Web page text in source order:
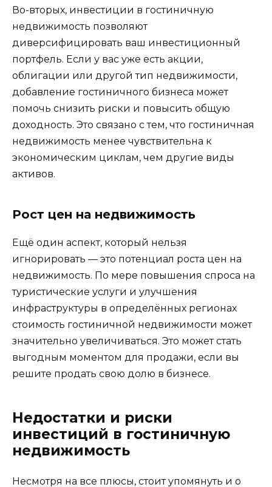
Во-вторых, инвестиции в гостиничную
недвижимость позволяют
диверсифицировать ваш инвестиционный
портфель. Если у вас уже есть акции,
облигации или другой тип недвижимости,
добавление гостиничного бизнеса может
помочь снизить риски и повысить общую
доходность. Это связано с тем, что гостиничная
недвижимость менее чувствительна к
экономическим циклам, чем другие виды
активов.
Рост цен на недвижимость
Ещё один аспект, который нельзя
игнорировать — это потенциал роста цен на
недвижимость. По мере повышения спроса на
туристические услуги и улучшения
инфраструктуры в определённых регионах
стоимость гостиничной недвижимости может
значительно увеличиваться. Это может стать
выгодным моментом для продажи, если вы
решите продать свою долю в бизнесе.
Недостатки и риски
инвестиций в гостиничную
недвижимость
Несмотря на все плюсы, стоит упомянуть и о